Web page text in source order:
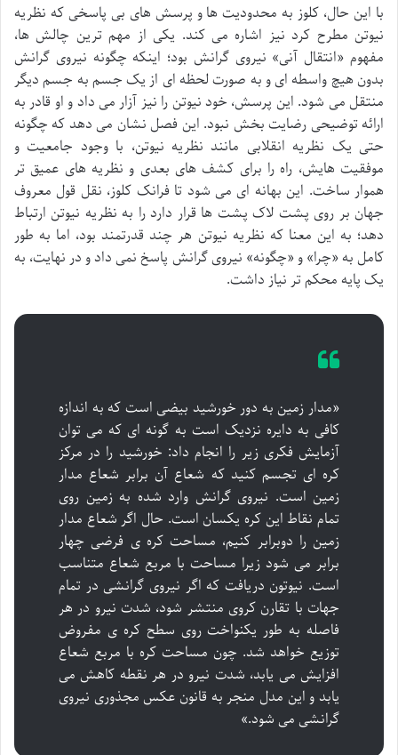
با این حال، کلوز به محدودیت ها و پرسش های بی پاسخی که نظریه
نیوتن مطرح کرد نیز اشاره می کند. یکی از مهم ترین چالش ها،
مفهوم «انتقال آنی» نیروی گرانش بود؛ اینکه چگونه نیروی گرانش
بدون هیچ واسطه ای و به صورت لحظه ای از یک جسم به جسم دیگر
منتقل می شود. این پرسش، خود نیوتن را نیز آزار می داد و او قادر به
ارائه توضیحی رضایت بخش نبود. این فصل نشان می دهد که چگونه
حتی یک نظریه انقلابی مانند نظریه نیوتن، با وجود جامعیت و
موفقیت هایش، راه را برای کشف های بعدی و نظریه های عمیق تر
هموار ساخت. این بهانه ای می شود تا فرانک کلوز، نقل قول معروف
جهان بر روی پشت لاک پشت ها قرار دارد را به نظریه نیوتن ارتباط
دهد؛ به این معنا که نظریه نیوتن هر چند قدرتمند بود، اما به طور
کامل به «چرا» و «چگونه» نیروی گرانش پاسخ نمی داد و در نهایت، به
یک پایه محکم تر نیاز داشت.
«مدار زمین به دور خورشید بیضی است که به اندازه
کافی به دایره نزدیک است به گونه ای که می توان
آزمایش فکری زیر را انجام داد: خورشید را در مرکز
کره ای تجسم کنید که شعاع آن برابر شعاع مدار
زمین است. نیروی گرانش وارد شده به زمین روی
تمام نقاط این کره یکسان است. حال اگر شعاع مدار
زمین را دوبرابر کنیم، مساحت کره ی فرضی چهار
برابر می شود زیرا مساحت با مربع شعاع متناسب
است. نیوتون دریافت که اگر نیروی گرانشی در تمام
جهات با تقارن کروی منتشر شود، شدت نیرو در هر
فاصله به طور یکنواخت روی سطح کره ی مفروض
توزیع خواهد شد. چون مساحت کره با مربع شعاع
افزایش می یابد، شدت نیرو در هر نقطه کاهش می
یابد و این مدل منجر به قانون عکس مجذوری نیروی
گرانشی می شود.»